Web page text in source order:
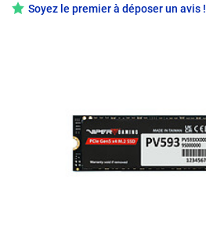
Soyez le premier à déposer un avis !